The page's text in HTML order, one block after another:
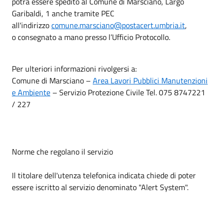
Garibaldi, 1 anche tramite PEC
all'indirizzocomune.marsciano@postacert.umbria.it,
o consegnato a mano presso l’Ufficio Protocollo.
Per ulteriori informazioni rivolgersi a:
Comune di Marsciano – Area Lavori Pubblici Manutenzioni
e Ambiente – Servizio Protezione Civile Tel. 075 8747221
/ 227
Norme che regolano il servizio
Il titolare dell'utenza telefonica indicata chiede di poter
essere iscritto al servizio denominato "Alert System".